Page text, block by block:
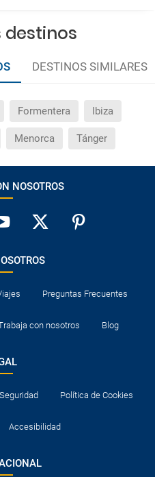
destinos
DESTINOS SIMILARES
Formentera Ibiza
Menorca Tánger
NOSOTROS
Preguntas Frecuentes
con nosotros Blog
Seguridad Política de Cookies
Accesibilidad